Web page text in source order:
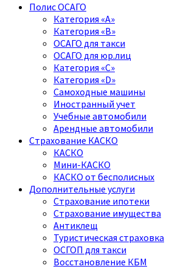
Полис ОСАГО
Категория «A»
Категория «B»
ОСАГО для такси
ОСАГО для юр.лиц
Категория «C»
Категория «D»
Самоходные машины
Иностранный учет
Учебные автомобили
Арендные автомобили
Страхование КАСКО
КАСКО
Мини-КАСКО
КАСКО от бесполисных
Дополнительные услуги
Страхование ипотеки
Страхование имущества
Антиклещ
Туристическая страховка
ОСГОП для такси
Восстановление КБМ